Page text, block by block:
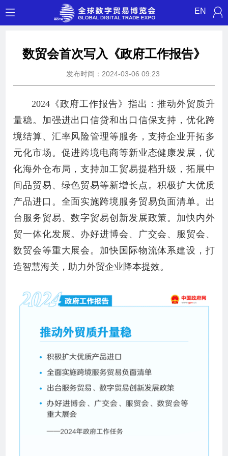
EN
数贸会首次写入《政府工作报告》
发布时间：2024-03-06 09:23
2024《政府工作报告》指出：推动外贸质升
量稳。加强进出口信贷和出口信保支持，优化跨
境结算、汇率风险管理等服务，支持企业开拓多
元化市场。促进跨境电商等新业态健康发展，优
化海外仓布局，支持加工贸易提档升级，拓展中
间品贸易、绿色贸易等新增长点。积极扩大优质
产品进口。全面实施跨境服务贸易负面清单。出
台服务贸易、数字贸易创新发展政策。加快内外
贸一体化发展。办好进博会、广交会、服贸会、
数贸会等重大展会。加快国际物流体系建设，打
造智慧海关，助力外贸企业降本提效。